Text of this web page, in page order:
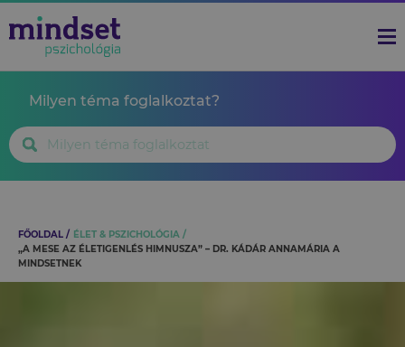
Milyen téma foglalkoztat?
FŐOLDAL
ÉLET & PSZICHOLÓGIA
„A MESE AZ ÉLETIGENLÉS HIMNUSZA” – DR. KÁDÁR ANNAMÁRIA A
MINDSETNEK